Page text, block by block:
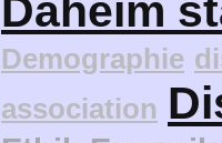
Demographie
association
Ethik Eugenik